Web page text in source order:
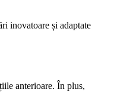
inovatoare și adaptate
anterioare. În plus,